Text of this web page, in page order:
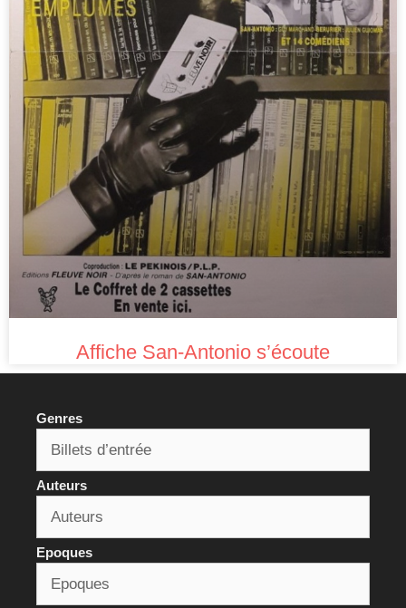
Affiche San-Antonio s’écoute
Genres
Auteurs
Epoques